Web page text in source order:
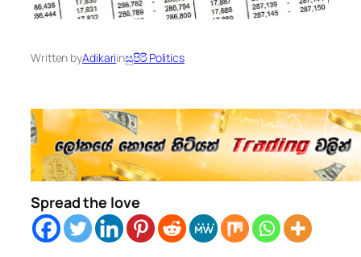
Written byAdikariinසුපිරි Politics
Spread the love